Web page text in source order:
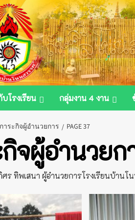
บโรงเรียน กลุ่มงาน 4 งาน
าระกิจผู้อำนวยการ PAGE 37
จผู้อำนวยก
ร ทิพเสนา ผู้อำนวยการโรงเรียนบ้านโ